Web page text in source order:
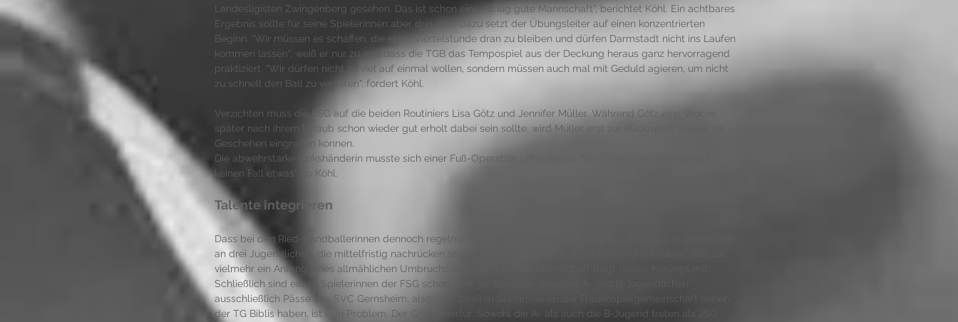
Landesligisten Zwingenberg gesehen. Das ist schon eine richtig gute Mannschaft", berichtet Köhl. Ein achtbares
Ergebnis sollte für seine Spielerinnen aber drin sein. Dazu setzt der Übungsleiter auf einen konzentrierten
Beginn: "Wir müssen es schaffen, die erste Viertelstunde dran zu bleiben und dürfen Darmstadt nicht ins Laufen
kommen lassen", weiß er nur zu gut, dass die TGB das Tempospiel aus der Deckung heraus ganz hervorragend
praktiziert. "Wir dürfen nicht zu viel auf einmal wollen, sondern müssen auch mal mit Geduld agieren, um nicht
zu schnell den Ball zu verlieren", fordert Köhl.
Verzichten muss die FSG auf die beiden Routiniers Lisa Götz und Jennifer Müller. Während Götz eine Woche
später nach ihrem Urlaub schon wieder gut erholt dabei sein sollte, wird Müller erst zur Rückrunde wieder ins
Geschehen eingreifen können.
Die abwehrstarke Linkshänderin musste sich einer Fuß-Operation unterziehen. "Vor Dezember wird das auf
keinen Fall etwas", so Köhl.
Talente integrieren
Dass bei den Ried-Handballerinnen dennoch regelmäßig 15, 16 Spielerinnen im Training sind, liegt in erster Linie
an drei Jugendlichen, die mittelfristig nachrücken sollen. Und es soll nicht nur bei diesen drei bleiben, das soll
vielmehr ein Anfang eines allmählichen Umbruchs werden. Auch die Mannschaft trägt dieses Konzept mit.
Schließlich sind einige Spielerinnen der FSG schon über 30. Dass die aktuellen A- und B-Jugendlichen
ausschließlich Pässe des SVC Gernsheim, also dem zweiten Stammverein der Frauenspielgemeinschaft neben
der TG Biblis haben, ist kein Problem. Der Grund hierfür: Sowohl die A- als auch die B-Jugend treten als JSG